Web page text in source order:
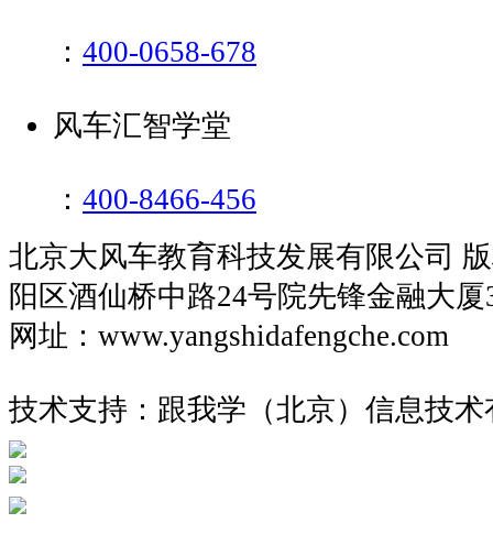
： 400-0658-678
风车汇智学堂
： 400-8466-456
北京大风车教育科技发展有限公司
阳区酒仙桥中路24号院先锋金融大厦
网址：
技术支持：跟我学（北京）信息技术